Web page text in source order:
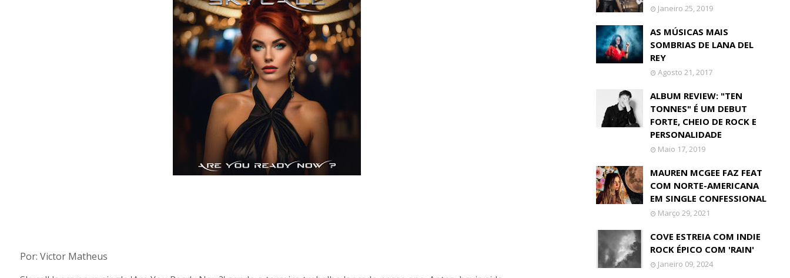
Por: Victor Matheus
Janeiro 25, 2019
AS MÚSICAS MAIS
SOMBRIAS DE LANA DEL
REY
Agosto 21, 2017
ALBUM REVIEW: "TEN
TONNES" É UM DEBUT
FORTE, CHEIO DE ROCK E
PERSONALIDADE
Maio 17, 2019
MAUREN MCGEE FAZ FEAT
COM NORTE-AMERICANA
EM SINGLE CONFESSIONAL
Março 29, 2021
COVE ESTREIA COM INDIE
ROCK ÉPICO COM 'RAIN'
Janeiro 09, 2024